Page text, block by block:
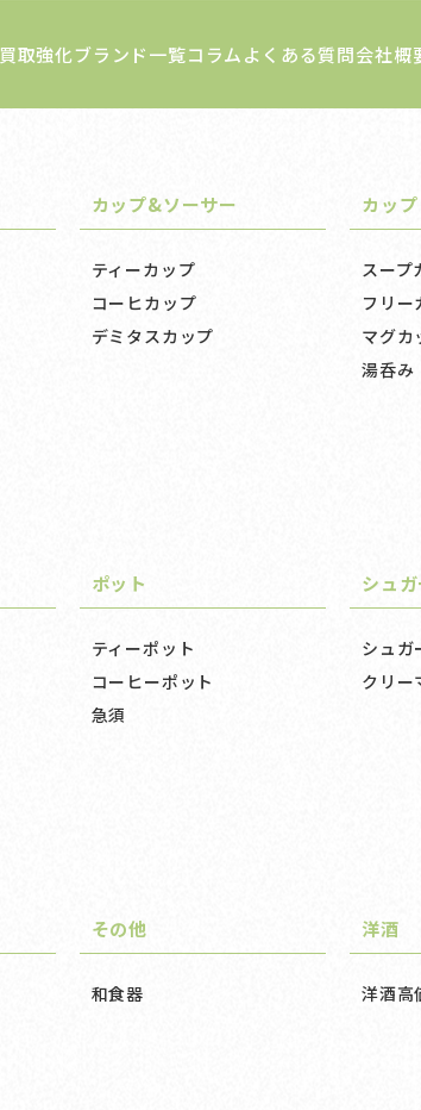
買取強化ブランド一覧コラムよくある質問会社概
カップ&ソーサー
ティーカップ
コーヒカップ
デミタスカップ
カップ
スープ
フリー
マグカ
湯呑み
ポット
ティーポット
コーヒーポット
急須
シュ
シュガ
クリー
その他
和食器
洋酒
洋酒高